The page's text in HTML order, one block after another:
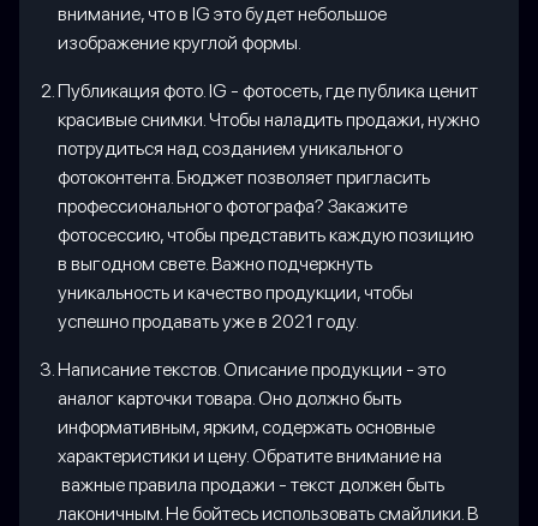
внимание, что в IG это будет небольшое
изображение круглой формы.
Публикация фото. IG - фотосеть, где публика ценит
красивые снимки. Чтобы наладить продажи, нужно
потрудиться над созданием уникального
фотоконтента. Бюджет позволяет пригласить
профессионального фотографа? Закажите
фотосессию, чтобы представить каждую позицию
в выгодном свете. Важно подчеркнуть
уникальность и качество продукции, чтобы
успешно продавать уже в 2021 году.
Написание текстов. Описание продукции - это
аналог карточки товара. Оно должно быть
информативным, ярким, содержать основные
характеристики и цену. Обратите внимание на
важные правила продажи - текст должен быть
лаконичным. Не бойтесь использовать смайлики. В